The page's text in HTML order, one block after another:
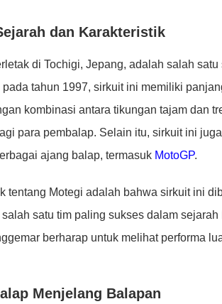
dan Karakteristik
di Tochigi, Jepang, adalah salah
tahun 1997, sirkuit ini memiliki
kombinasi antara tikungan tajam dan
para pembalap. Selain itu, sirkuit ini
ajang balap, termasuk MotoGP.
tentang Motegi adalah bahwa sirkuit ini
satu tim paling sukses dalam
berharap untuk melihat performa
Menjelang Balapan